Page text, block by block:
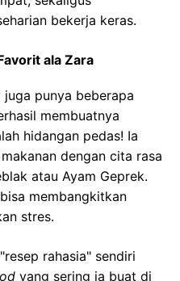
bekerja keras.
ala Zara
punya beberapa
membuatnya
hidangan pedas! Ia
dengan cita rasa
atau Ayam Geprek.
membangkitkan
stres.
rahasia" sendiri
yang sering ia buat di